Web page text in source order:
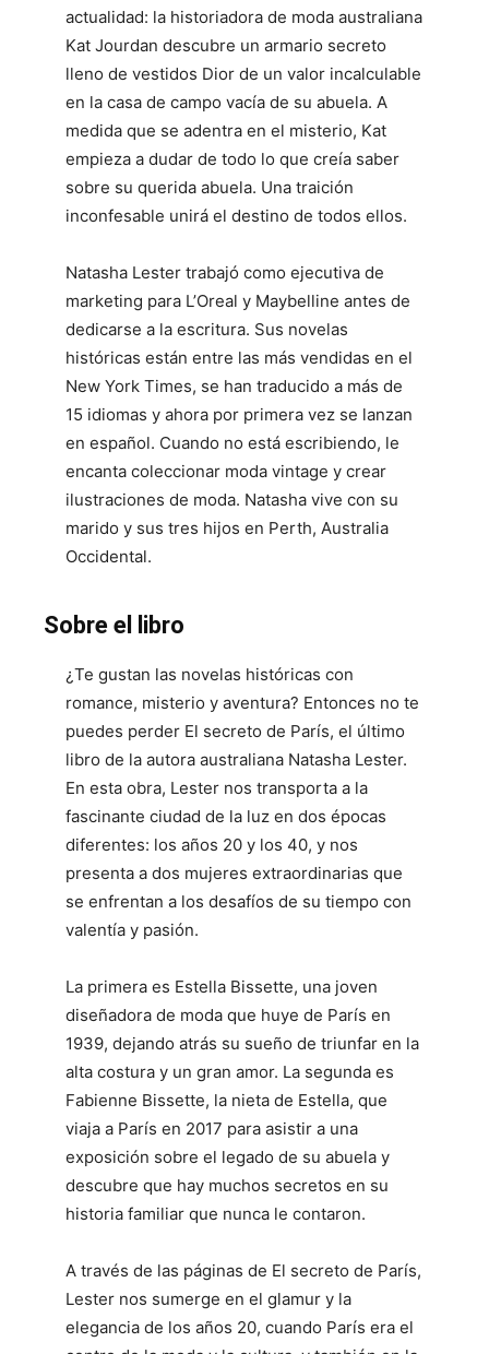
actualidad: la historiadora de moda australiana
Kat Jourdan descubre un armario secreto
lleno de vestidos Dior de un valor incalculable
en la casa de campo vacía de su abuela. A
medida que se adentra en el misterio, Kat
empieza a dudar de todo lo que creía saber
sobre su querida abuela. Una traición
inconfesable unirá el destino de todos ellos.
Natasha Lester trabajó como ejecutiva de
marketing para L’Oreal y Maybelline antes de
dedicarse a la escritura. Sus novelas
históricas están entre las más vendidas en el
New York Times, se han traducido a más de
15 idiomas y ahora por primera vez se lanzan
en español. Cuando no está escribiendo, le
encanta coleccionar moda vintage y crear
ilustraciones de moda. Natasha vive con su
marido y sus tres hijos en Perth, Australia
Occidental.
Sobre el libro
¿Te gustan las novelas históricas con
romance, misterio y aventura? Entonces no te
puedes perder El secreto de París, el último
libro de la autora australiana Natasha Lester.
En esta obra, Lester nos transporta a la
fascinante ciudad de la luz en dos épocas
diferentes: los años 20 y los 40, y nos
presenta a dos mujeres extraordinarias que
se enfrentan a los desafíos de su tiempo con
valentía y pasión.
La primera es Estella Bissette, una joven
diseñadora de moda que huye de París en
1939, dejando atrás su sueño de triunfar en la
alta costura y un gran amor. La segunda es
Fabienne Bissette, la nieta de Estella, que
viaja a París en 2017 para asistir a una
exposición sobre el legado de su abuela y
descubre que hay muchos secretos en su
historia familiar que nunca le contaron.
A través de las páginas de El secreto de París,
Lester nos sumerge en el glamur y la
elegancia de los años 20, cuando París era el